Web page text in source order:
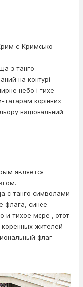
є Кримсько-
з танго
на контурі
небо і тихе
корінних
національний
является
с танго символами
флага, синее
и тихое море , этот
жителей
флаг